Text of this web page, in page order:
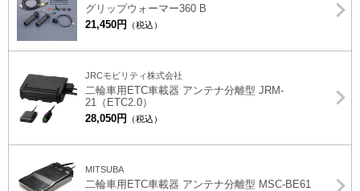
グリップウォーマー360 B
21,450円
（税込）
JRCモビリティ株式会社
二輪車用ETC車載器 アンテナ分離型 JRM-
21（ETC2.0）
28,050円
（税込）
MITSUBA
二輪車用ETC車載器 アンテナ分離型 MSC-BE61